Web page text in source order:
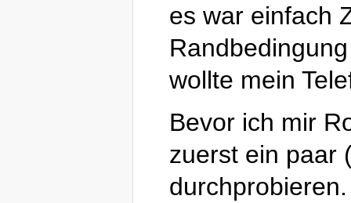
es war einfach
wollte mein
Bevor ich mir
zuerst ein paar
durchprobieren.